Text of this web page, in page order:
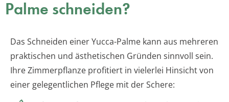
Palme schneiden?
Das Schneiden einer Yucca-Palme kann aus mehreren
praktischen und ästhetischen Gründen sinnvoll sein.
Ihre Zimmerpflanze profitiert in vielerlei Hinsicht von
einer gelegentlichen Pflege mit der Schere: